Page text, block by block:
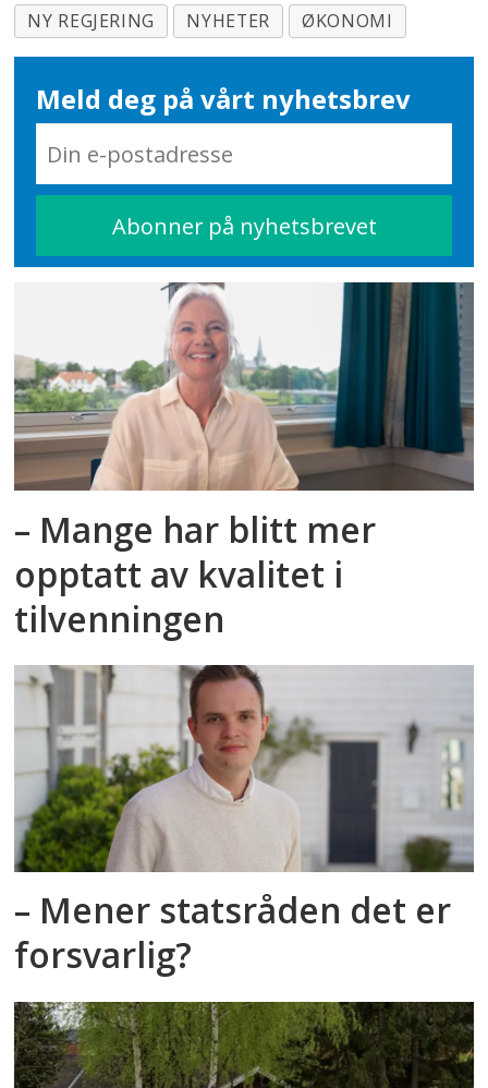
NY REGJERING
NYHETER ØKONOMI
Meld deg på vårt nyhetsbrev
– Mange har blitt mer
opptatt av kvalitet i
tilvenningen
– Mener statsråden det er
forsvarlig?